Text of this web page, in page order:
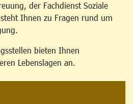
der Fachdienst Soziale
Ihnen zu Fragen rund um
bieten Ihnen
Lebenslagen an.